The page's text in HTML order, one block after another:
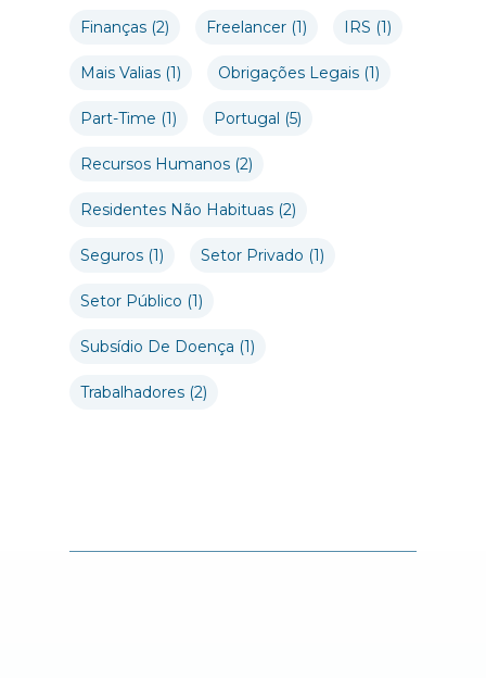
Finanças (2) Freelancer (1) IRS (1)
Mais Valias (1) Obrigações Legais (1)
Part-Time (1) Portugal (5)
Recursos Humanos (2)
Residentes Não Habituas (2)
Seguros (1) Setor Privado (1)
Setor Público (1)
Subsídio De Doença (1)
Trabalhadores (2)